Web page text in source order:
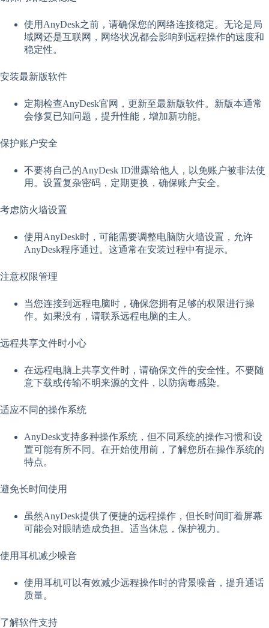
使用AnyDesk之前，请确保您的网络连接稳定。无论是局
域网还是互联网，网络状况都会影响到远程操作的速度和
稳定性。
安装最新版软件
定期检查AnyDesk官网，更新至最新版软件。新版本通常
会修复已知问题，提升性能，增加新功能。
保护账户安全
不要将自己的AnyDesk ID泄露给他人，以免账户被非法使
用。设置复杂密码，定期更换，确保账户安全。
考虑防火墙设置
使用AnyDesk时，可能需要调整电脑防火墙设置，允许
AnyDesk程序通过。这通常在安装过程中有提示。
注意权限管理
当您连接到远程电脑时，确保您拥有足够的权限进行操
作。如果没有，请联系远程电脑的主人。
远程共享文件时小心
在远程电脑上共享文件时，请确保文件的安全性。不要随
意下载或传输不明来源的文件，以防病毒感染。
适应不同的操作系统
AnyDesk支持多种操作系统，但不同系统的操作习惯和设
置可能有所不同。在开始使用前，了解您所在操作系统的
特点。
避免长时间使用
虽然AnyDesk提供了便捷的远程操作，但长时间盯着屏幕
可能会对眼睛造成负担。适当休息，保护视力。
使用耳机减少噪音
使用耳机可以有效减少远程操作时的背景噪音，提升通话
质量。
了解软件支持